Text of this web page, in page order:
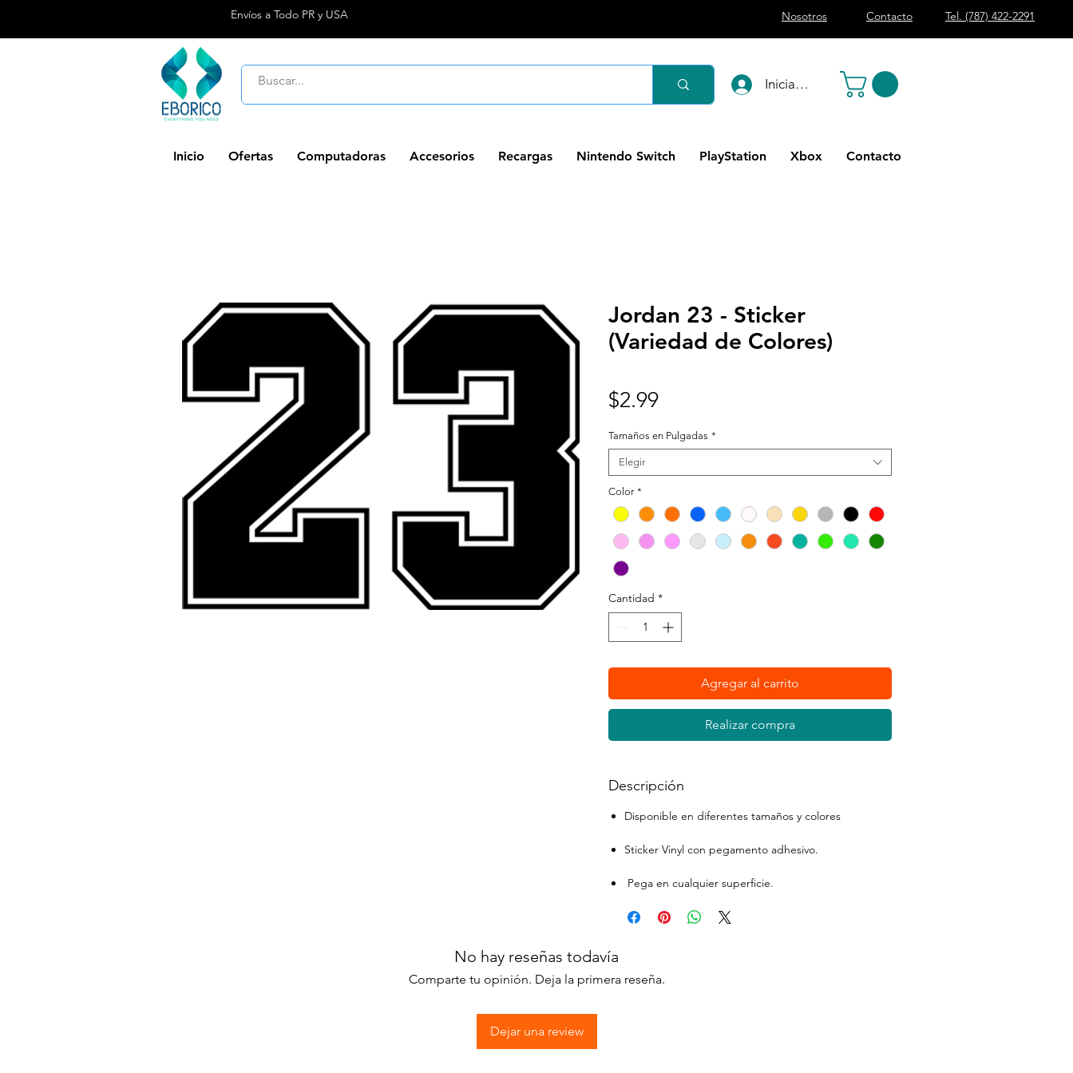
Envíos a Todo PR y USA Nosotros Contacto Tel. (787) 422-2291
Iniciar sesión
Inicio Ofertas Computadoras Accesorios Recargas Nintendo Switch PlayStation Xbox Contacto
Jordan 23 - Sticker
(Variedad de Colores)
$2.99Precio
Tamaños en Pulgadas *
Elegir
Color *
Cantidad *
Agregar al carrito
Realizar compra
Descripción
Disponible en diferentes tamaños y colores
Sticker Vinyl con pegamento adhesivo.
Pega en cualquier superficie.
No hay reseñas todavía
Comparte tu opinión. Deja la primera reseña.
Dejar una review